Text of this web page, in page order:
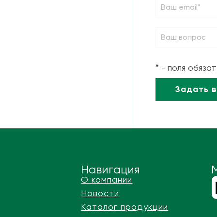
* - поля
Навигация
О компании
Новости
Каталог продукции